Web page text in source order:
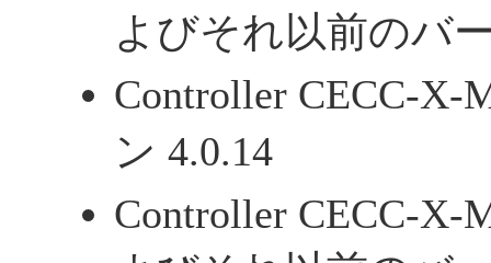
よびそれ以前のバ
Controller CECC-X-
ン 4.0.14
Controller CECC-X-